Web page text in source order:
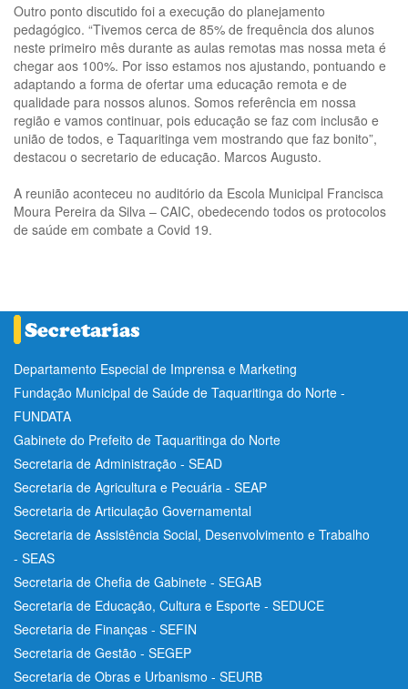
Outro ponto discutido foi a execução do planejamento
pedagógico. “Tivemos cerca de 85% de frequência dos alunos
neste primeiro mês durante as aulas remotas mas nossa meta é
chegar aos 100%. Por isso estamos nos ajustando, pontuando e
adaptando a forma de ofertar uma educação remota e de
qualidade para nossos alunos. Somos referência em nossa
região e vamos continuar, pois educação se faz com inclusão e
união de todos, e Taquaritinga vem mostrando que faz bonito”,
destacou o secretario de educação. Marcos Augusto.
A reunião aconteceu no auditório da Escola Municipal Francisca
Moura Pereira da Silva – CAIC, obedecendo todos os protocolos
de saúde em combate a Covid 19.
Departamento Especial de Imprensa e Marketing
Fundação Municipal de Saúde de Taquaritinga do Norte -
FUNDATA
Gabinete do Prefeito de Taquaritinga do Norte
Secretaria de Administração - SEAD
Secretaria de Agricultura e Pecuária - SEAP
Secretaria de Articulação Governamental
Secretaria de Assistência Social, Desenvolvimento e Trabalho
- SEAS
Secretaria de Chefia de Gabinete - SEGAB
Secretaria de Educação, Cultura e Esporte - SEDUCE
Secretaria de Finanças - SEFIN
Secretaria de Gestão - SEGEP
Secretaria de Obras e Urbanismo - SEURB